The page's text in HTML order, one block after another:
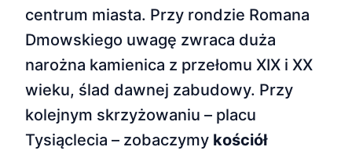
centrum miasta. Przy rondzie Romana
Dmowskiego uwagę zwraca duża
narożna kamienica z przełomu XIX i XX
wieku, ślad dawnej zabudowy. Przy
kolejnym skrzyżowaniu – placu
Tysiąclecia – zobaczymy kościół